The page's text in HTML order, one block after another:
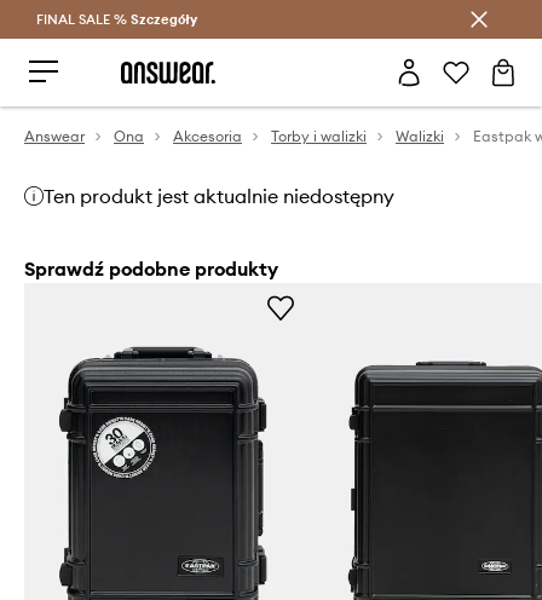
Oszczędzaj z Answear Club >
FINAL SALE % Szczegóły
Answear Ona Akcesoria Torby i walizki Walizki
Ten produkt jest aktualnie niedostępny
Sprawdź podobne produkty